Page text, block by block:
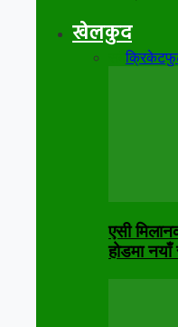
खेलकुद
सबैक्रिकेट
एसी
होडमा नयाँ